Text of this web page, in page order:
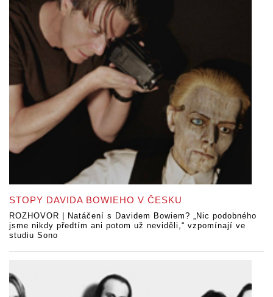
STOPY DAVIDA BOWIEHO V ČESKU
ROZHOVOR | Natáčení s Davidem Bowiem? „Nic podobného
jsme nikdy předtím ani potom už neviděli,“ vzpomínají ve
studiu Sono